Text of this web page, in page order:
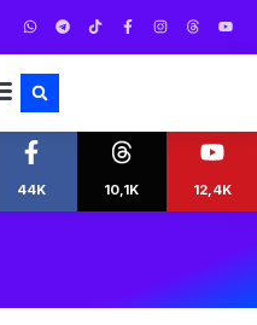
44K 10,1K 12,4K